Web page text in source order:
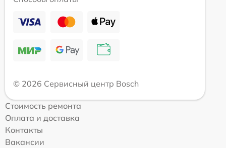
© 2026 Сервисный центр Bosch
Стоимость ремонта
Оплата и доставка
Контакты
Вакансии